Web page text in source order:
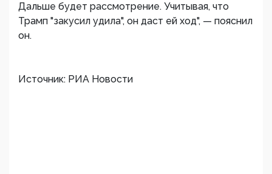
Дальше будет рассмотрение. Учитывая, что
Трамп "закусил удила", он даст ей ход", — пояснил
он.
Источник: РИА Новости